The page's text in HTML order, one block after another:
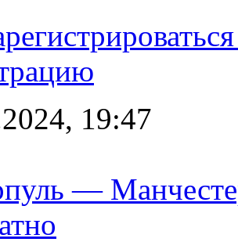
19:47
—